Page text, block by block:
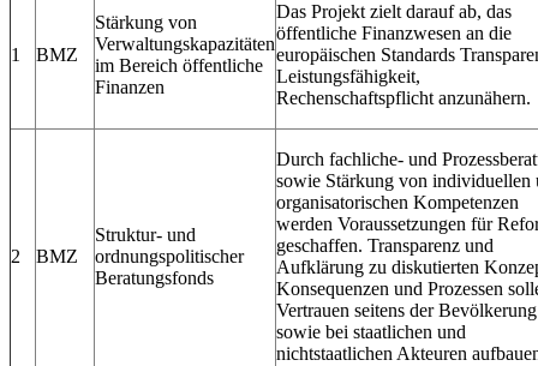
1 BMZ
Stärkung von
Verwaltungskapazitäten
im Bereich öffentliche
Finanzen
Das Projekt zielt darauf ab, das
öffentliche Finanzwesen an die
europäischen Standards
Leistungsfähigkeit,
Rechenschaftspflicht anzunähern.
2 BMZ
Struktur‐ und
ordnungspolitischer
Beratungsfonds
Durch fachliche‐ und
sowie Stärkung von individuellen
organisatorischen Kompetenzen
werden Voraussetzungen für
geschaffen. Transparenz und
Aufklärung zu diskutierten
Konsequenzen und Prozessen
Vertrauen seitens der Bevölkerung
sowie bei staatlichen und
nichtstaatlichen Akteuren